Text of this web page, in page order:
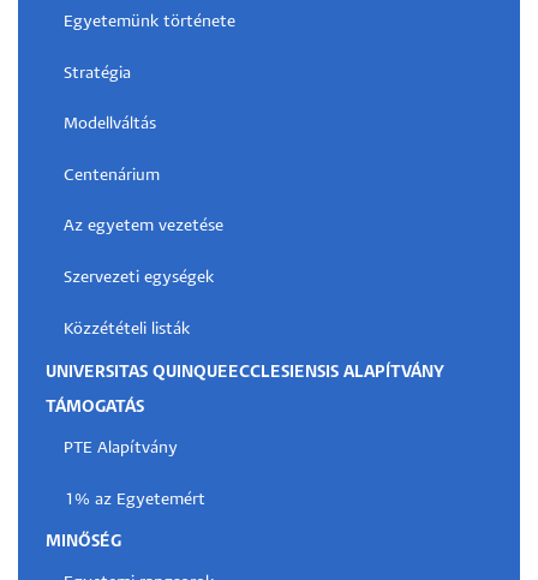
Egyetemünk története
Stratégia
Modellváltás
Centenárium
Az egyetem vezetése
Szervezeti egységek
Közzétételi listák
UNIVERSITAS QUINQUEECCLESIENSIS ALAPÍTVÁNY
TÁMOGATÁS
PTE Alapítvány
1% az Egyetemért
MINŐSÉG